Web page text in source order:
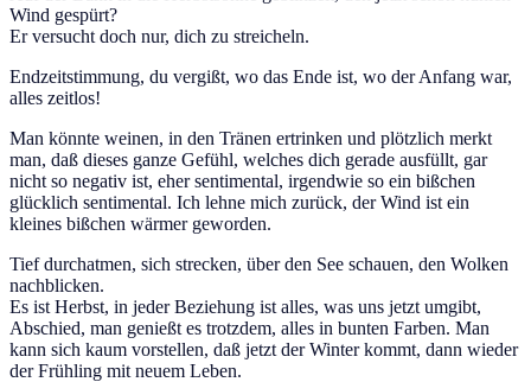
Wind gespürt?
Er versucht doch nur, dich zu streicheln.
Endzeitstimmung, du vergißt, wo das Ende ist, wo der Anfang war,
alles zeitlos!
Man könnte weinen, in den Tränen ertrinken und plötzlich merkt
man, daß dieses ganze Gefühl, welches dich gerade ausfüllt, gar
nicht so negativ ist, eher sentimental, irgendwie so ein bißchen
glücklich sentimental. Ich lehne mich zurück, der Wind ist ein
kleines bißchen wärmer geworden.
Tief durchatmen, sich strecken, über den See schauen, den Wolken
nachblicken.
Es ist Herbst, in jeder Beziehung ist alles, was uns jetzt umgibt,
Abschied, man genießt es trotzdem, alles in bunten Farben. Man
kann sich kaum vorstellen, daß jetzt der Winter kommt, dann wieder
der Frühling mit neuem Leben.